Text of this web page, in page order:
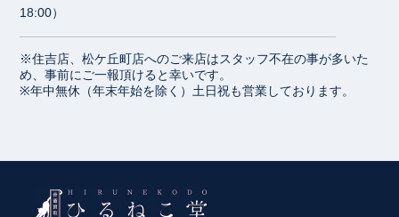
18:00）
※住吉店、松ケ丘町店へのご来店はスタッフ不在の事が多いた
め、事前にご一報頂けると幸いです。
※年中無休（年末年始を除く）土日祝も営業しております。